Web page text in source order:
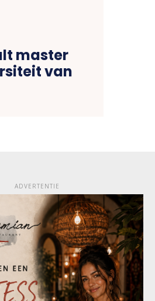
master
van